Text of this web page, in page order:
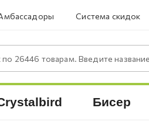
Система скидок
по 26446 товарам. Введите название или
Бисер